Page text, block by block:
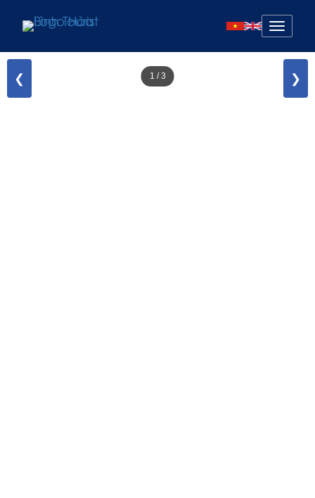
Mở
menu
❮ ❯
1 /3